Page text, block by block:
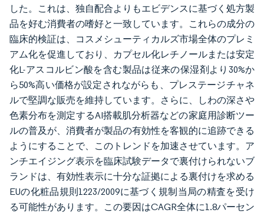
した。これは、独自配合よりもエビデンスに基づく処方製
品を好む消費者の嗜好と一致しています。これらの成分の
臨床的検証は、コスメシューティカルズ市場全体のプレミ
アム化を促進しており、カプセル化レチノールまたは安定
化L-アスコルビン酸を含む製品は従来の保湿剤より30%か
ら50%高い価格が設定されながらも、プレステージチャネ
ルで堅調な販売を維持しています。さらに、しわの深さや
色素分布を測定するAI搭載肌分析器などの家庭用診断ツー
ルの普及が、消費者が製品の有効性を客観的に追跡できる
ようにすることで、このトレンドを加速させています。ア
ンチエイジング表示を臨床試験データで裏付けられないブ
ランドは、有効性表示に十分な証拠による裏付けを求める
EUの化粧品規則1223/2009に基づく規制当局の精査を受け
る可能性があります。この要因はCAGR全体に1.8パーセン